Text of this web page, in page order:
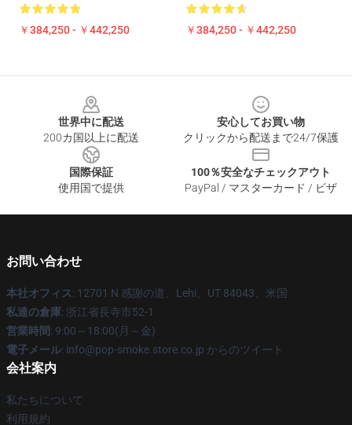
￥384,250 - ￥442,250 ￥384,250 - ￥442,250
世界中に配送
200カ国以上に配送
安心してお買い物
クリックから配送まで24/7保護
国際保証
使用国で提供
100％安全なチェックアウト
PayPal / マスターカード / ビザ
お問い合わせ
本社オフィス: 12701 N 感謝の道、Lehi、UT 84043、米国
私達の倉庫: 浙江省長寺市52-1
営業時間: 9:00～18:00(月～金)
電子メール: info@pop-smoke.store.co.jp からのツイート
会社案内
私たちについて
利用規約